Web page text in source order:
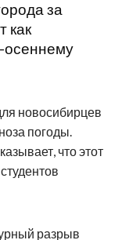
за
как
осеннему
новосибирцев
погоды.
что этот
разрыв